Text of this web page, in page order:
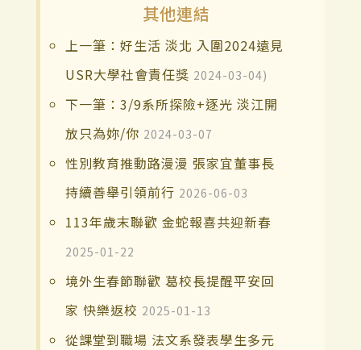
其他連結
上一筆：好生活 淡北 入圍2024遠見
USR大學社會責任獎 2024-03-04)
下一筆：3/9系所探險+逐光 淡江開
放只為妳/你 2024-03-07
性別教育推動路漫漫 張家宜董事長
持續善舉引領前行 2026-06-03
113年歲末聯歡 金蛇報喜共迎新春
2025-01-22
境外生春節聯歡 葛校長提醒平安回
家 快樂返校 2025-01-13
從課堂到職場 法文系發表學生多元